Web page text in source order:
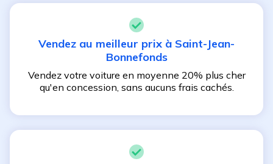
Vendez au meilleur prix à Saint-Jean-
Bonnefonds
Vendez votre voiture en moyenne 20% plus cher
qu'en concession, sans aucuns frais cachés.